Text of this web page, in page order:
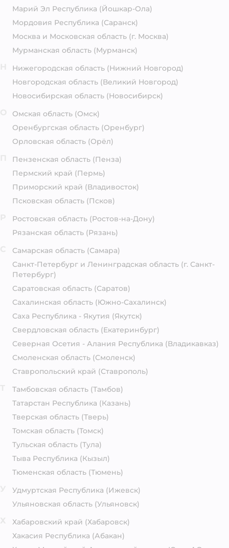
Марий Эл Республика (Йошкар-Ола)
Мордовия Республика (Саранск)
Москва и Московская область (г. Москва)
Мурманская область (Мурманск)
Нижегородская область (Нижний Новгород)
Новгородская область (Великий Новгород)
Новосибирская область (Новосибирск)
Омская область (Омск)
Оренбургская область (Оренбург)
Орловская область (Орёл)
Пензенская область (Пенза)
Пермский край (Пермь)
Приморский край (Владивосток)
Псковская область (Псков)
Ростовская область (Ростов-на-Дону)
Рязанская область (Рязань)
Самарская область (Самара)
Санкт-Петербург и Ленинградская область (г. Санкт-
Петербург)
Саратовская область (Саратов)
Сахалинская область (Южно-Сахалинск)
Саха Республика - Якутия (Якутск)
Свердловская область (Екатеринбург)
Северная Осетия - Алания Республика (Владикавказ)
Смоленская область (Смоленск)
Ставропольский край (Ставрополь)
Тамбовская область (Тамбов)
Татарстан Республика (Казань)
Тверская область (Тверь)
Томская область (Томск)
Тульская область (Тула)
Тыва Республика (Кызыл)
Тюменская область (Тюмень)
Удмуртская Республика (Ижевск)
Ульяновская область (Ульяновск)
Хабаровский край (Хабаровск)
Хакасия Республика (Абакан)